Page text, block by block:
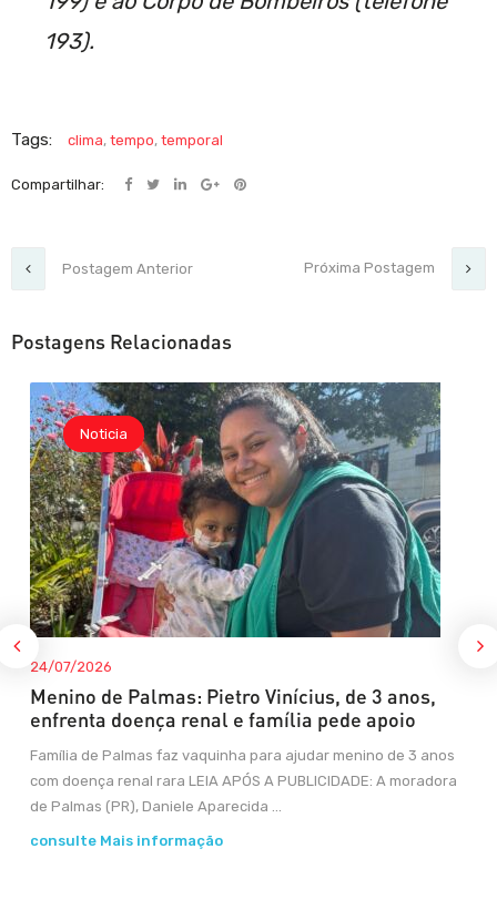
193).
Tags: clima, tempo, temporal
Compartilhar:
Postagem Anterior Próxima Postagem
Postagens Relacionadas
Noticia
24/07/2026
Menino de Palmas: Pietro Vinícius, de 3 anos,
enfrenta doença renal e família pede apoio
Família de Palmas faz vaquinha para ajudar menino de 3 anos
com doença renal rara LEIA APÓS A PUBLICIDADE: A moradora
de Palmas (PR), Daniele Aparecida ...
consulte Mais informação